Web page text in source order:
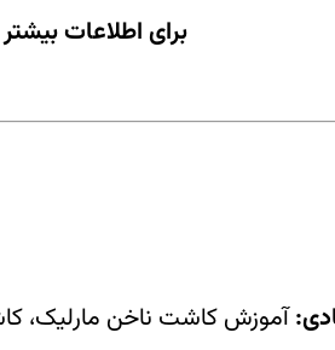
برای اطلاعات
آموزش کاشت ناخن مارلیک،